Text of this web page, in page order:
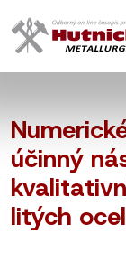
účinný
litých